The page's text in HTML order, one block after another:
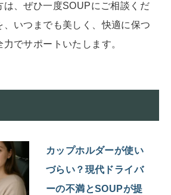
は、ぜひ一度SOUPにご相談くだ
、いつまでも美しく、快適に保つ
でサポートいたします。
カップホルダーが使い
づらい？現代ドライバ
ーの不満とSOUPが提